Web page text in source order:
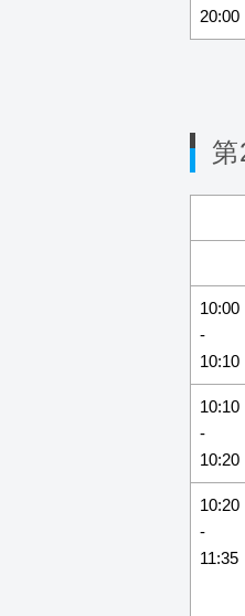
20:00
10:00
-
10:10
10:10
-
10:20
10:20
-
11:35